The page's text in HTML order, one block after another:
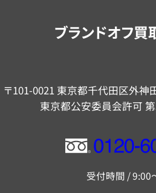
ブランドオフ買
〒101-0021 東京都千代田区外神
東京都公安委員会許可
フ
ー
受付時間 / 9:00